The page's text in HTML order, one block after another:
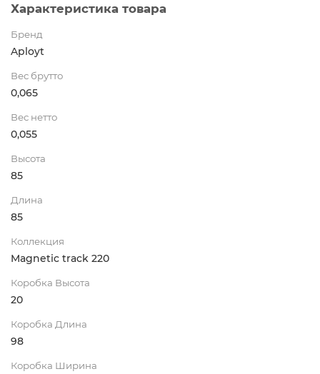
Характеристика товара
Бренд
Aployt
Вес брутто
0,065
Вес нетто
0,055
Высота
85
Длина
85
Коллекция
Magnetic track 220
Коробка Высота
20
Коробка Длина
98
Коробка Ширина